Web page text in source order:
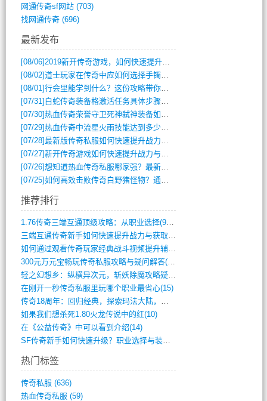
网通传奇sf网站(703)
找网通传奇(696)
最新发布
[08/06]2019新开传奇游戏，如何快速提升角色等级？
[08/02]道士玩家在传奇中应如何选择手镯装备？
[08/01]行会里能学到什么？这份攻略带你全掌握
[07/31] 白蛇传奇装备格激活任务具体步骤是什么？如何完成？
[07/30]热血传奇荣誉守卫死神弑神装备如何获取与佩戴攻略？
[07/29]热血传奇中流星火雨技能达到多少级可以开始练装备？
[07/28]最新版传奇私服如何快速提升战力与获取稀有装备？
[07/27]新开传奇游戏如何快速提升战力与获取稀有装备？
[07/26]想知道热血传奇私服哪家强？最新排行榜攻略全解析
[07/25]如何高效击败传奇白野猪怪物？通关技巧全解析
推荐排行
1.76传奇三端互通顶级攻略：从职业选择(972)
三端互通传奇新手如何快速提升战力与获取稀(379)
如何通过观看传奇玩家经典战斗视频提升辅助(661)
300元万元宝畅玩传奇私服攻略与疑问解答(828)
轻之幻想乡：纵横异次元，斩妖除魔攻略疑云(404)
在刚开一秒传奇私服里玩哪个职业最省心(15)
传奇18周年：回归经典，探索玛法大陆，寻(798)
如果我们想杀死1.80火龙传说中的红(10)
在《公益传奇》中可以看到介绍(14)
SF传奇新手如何快速升级？职业选择与装备(711)
热门标签
传奇私服 (636)
热血传奇私服 (59)